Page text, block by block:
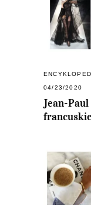
04/23/2020
Jean-